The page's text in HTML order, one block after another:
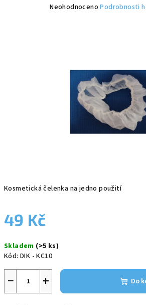
Kosmetická čelenka na jedno použití
49 Kč
cena:
Skladem (>5 ks)
Kód: DIK - KC10
+
− Do
Průměrné
Neohodnoceno Podrobnosti